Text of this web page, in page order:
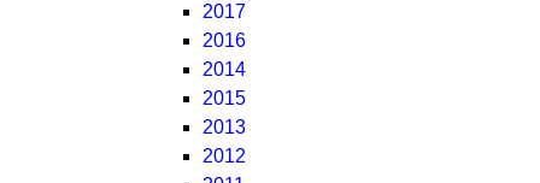
2017
2016
2014
2015
2013
2012